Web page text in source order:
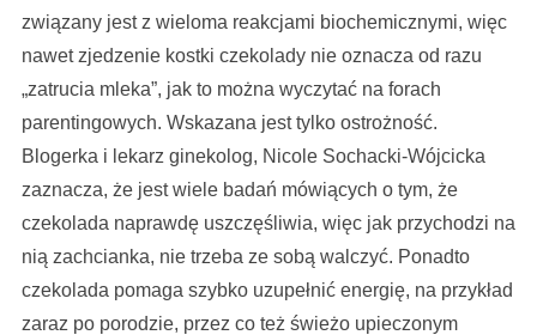
związany jest z wieloma reakcjami biochemicznymi, więc
nawet zjedzenie kostki czekolady nie oznacza od razu
„zatrucia mleka”, jak to można wyczytać na forach
parentingowych. Wskazana jest tylko ostrożność.
Blogerka i lekarz ginekolog, Nicole Sochacki-Wójcicka
zaznacza, że jest wiele badań mówiących o tym, że
czekolada naprawdę uszczęśliwia, więc jak przychodzi na
nią zachcianka, nie trzeba ze sobą walczyć. Ponadto
czekolada pomaga szybko uzupełnić energię, na przykład
zaraz po porodzie, przez co też świeżo upieczonym